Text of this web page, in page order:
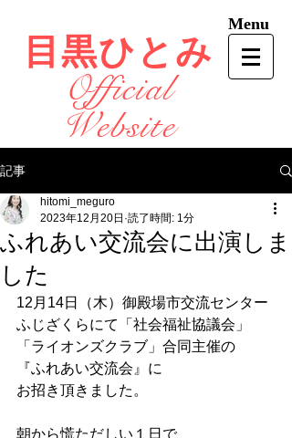
Menu
目黒ひとみ
Official
Website
記事
ふれあい交流会に出演しま
した
hitomi_meguro
2023年12月20日 読了時間: 1分
12月14日（木）御殿場市交流センター
ふじざくらにて「社会福祉協議会」
「ライオンズクラブ」合同主催の
『ふれあい交流会』に
お招き頂きました。
朝から慌ただしい１日で